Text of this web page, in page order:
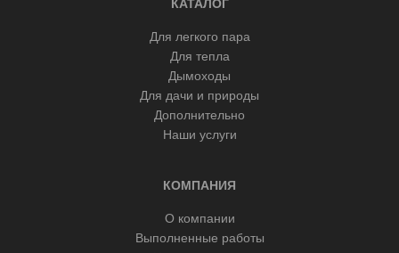
КАТАЛОГ
Для легкого пара
Для тепла
Дымоходы
Для дачи и природы
Дополнительно
Наши услуги
КОМПАНИЯ
О компании
Выполненные работы